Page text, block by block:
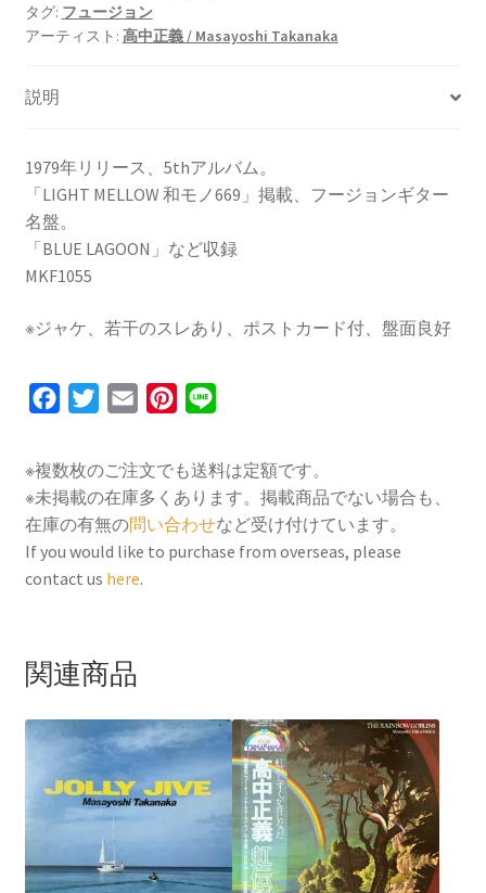
タグ: フュージョン
アーティスト: 高中正義 / Masayoshi Takanaka
説明
1979年リリース、5thアルバム。
「LIGHT MELLOW 和モノ669」掲載、フージョンギター
名盤。
「BLUE LAGOON」など収録
MKF1055
※ジャケ、若干のスレあり、ポストカード付、盤面良好
c
e
b
o
o
i
t
t
e
r
a
i
l
n
t
e
r
n
e
※複数枚のご注文でも送料は定額です。
※未掲載の在庫多くあります。掲載商品でない場合も、
在庫の有無の問い合わせなど受け付けています。
If you would like to purchase from overseas, please
contact us here.
関連商品